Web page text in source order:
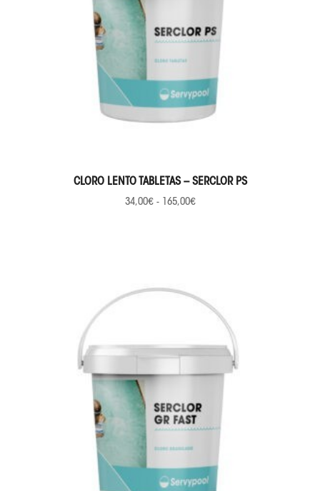
SELECCIONAR OPCIONES
CLORO LENTO TABLETAS – SERCLOR PS
34,00€ - 165,00€